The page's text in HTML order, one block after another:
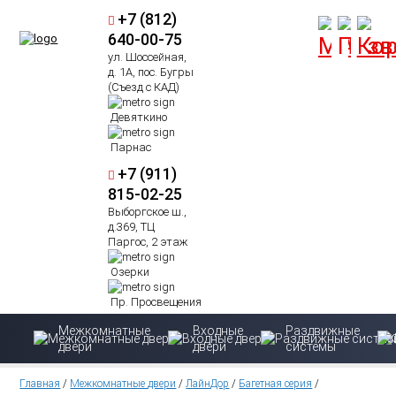
+7 (812)
640-00-75
ул. Шоссейная,
д. 1А, пос. Бугры
(Съезд с КАД)
Девяткино
Парнас
+7 (911)
815-02-25
Выборгское ш.,
д.369, ТЦ
Паргос, 2 этаж
Озерки
Пр. Просвещения
Межкомнатные
двери
Входные
двери
Раздвижные
системы
Главная / Межкомнатные двери /ЛайнДор / Багетная серия /